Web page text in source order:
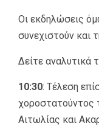
Οι εκδηλώσεις
συνεχιστούν και
Δείτε αναλυτικά
10:30: Τέλεση
χοροστατούντος
Αιτωλίας και